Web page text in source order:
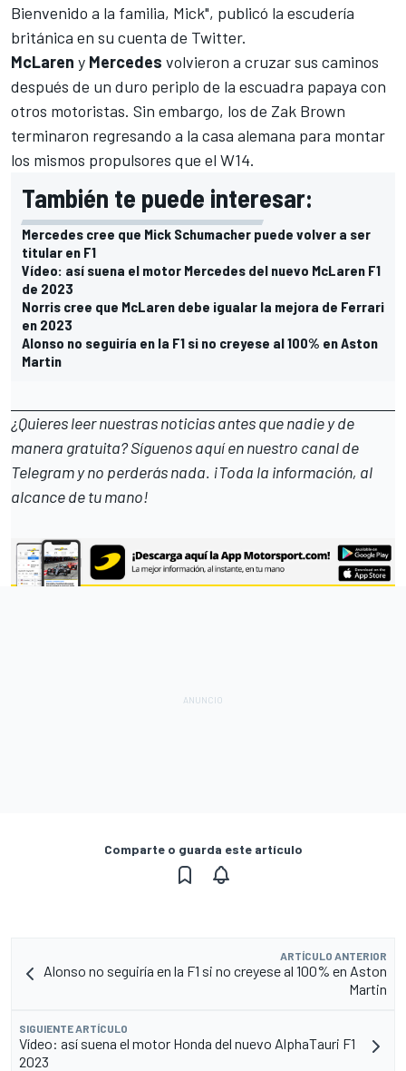
Bienvenido a la familia, Mick", publicó la escudería
británica en su cuenta de Twitter.
McLaren y Mercedes volvieron a cruzar sus caminos
después de un duro periplo de la escuadra papaya con
otros motoristas. Sin embargo, los de Zak Brown
terminaron regresando a la casa alemana para montar
los mismos propulsores que el W14.
También te puede interesar:
Mercedes cree que Mick Schumacher puede volver a ser
titular en F1
Vídeo: así suena el motor Mercedes del nuevo McLaren F1
de 2023
Norris cree que McLaren debe igualar la mejora de Ferrari
en 2023
Alonso no seguiría en la F1 si no creyese al 100% en Aston
Martin
¿Quieres leer nuestras noticias antes que nadie y de
manera gratuita? Síguenosaquí en nuestro canal de
Telegramy no perderás nada. ¡Toda la información, al
alcance de tu mano!
Comparte o guarda este artículo
ARTÍCULO ANTERIOR
Alonso no seguiría en la F1 si no creyese al 100% en Aston
Martin
SIGUIENTE ARTÍCULO
Vídeo: así suena el motor Honda del nuevo AlphaTauri F1
2023